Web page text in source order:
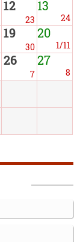
12
23
13
24
19
30
20
1/11
26
7
27
8